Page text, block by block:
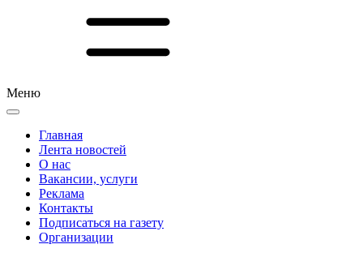
Меню
Главная
Лента новостей
О нас
Вакансии, услуги
Реклама
Контакты
Подписаться на газету
Организации